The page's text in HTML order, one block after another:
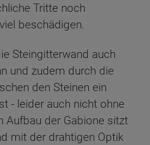
Tritte noch
beschädigen.
Steingitterwand auch
und zudem durch die
den Steinen ein
- leider auch nicht ohne
Aufbau der Gabione sitzt
mit der drahtigen Optik